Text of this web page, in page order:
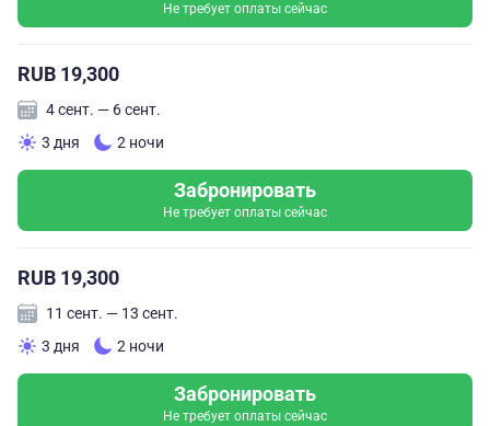
Не требует оплаты сейчас
RUB 19,300
4 сент. — 6 сент.
3 дня
2 ночи
Забронировать
Не требует оплаты сейчас
RUB 19,300
11 сент. — 13 сент.
3 дня
2 ночи
Забронировать
Не требует оплаты сейчас